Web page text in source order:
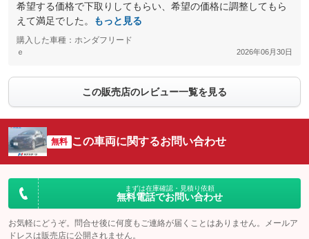
希望する価格で下取りしてもらい、希望の価格に調整してもら
えて満足でした。
もっと見る
購入した車種：ホンダフリード
ｅ 2026年06月30日
この販売店のレビュー一覧を見る
無料 この車両に関するお問い合わせ
まずは在庫確認・見積り依頼
無料電話でお問い合わせ
お気軽にどうぞ。問合せ後に何度もご連絡が届くことはありません。メールア
ドレスは販売店に公開されません。